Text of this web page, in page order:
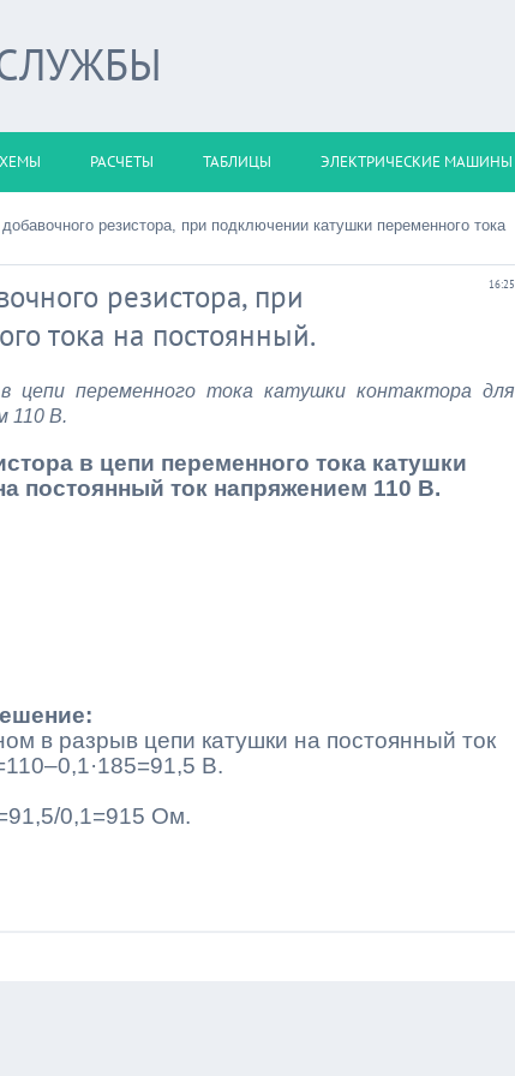
РАСЧЕТЫ ТАБЛИЦЫ ЭЛЕКТРИЧЕСКИЕ МАШИНЫ
резистора, при подключении катушки переменного тока
16:25
резистора, при
тока на постоянный.
цепи переменного тока катушки контактора для
110 В.
в цепи переменного тока катушки
постоянный ток напряжением 110 В.
в разрыв цепи катушки на постоянный ток
В.
0,1=915 Ом.